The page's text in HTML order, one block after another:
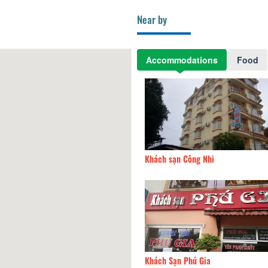
Near by
Accommodations Food
Khách sạn Công Nhi
Khách Sạn Phú Gia